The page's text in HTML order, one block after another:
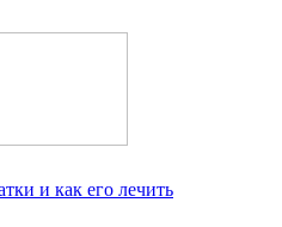
и как его лечить